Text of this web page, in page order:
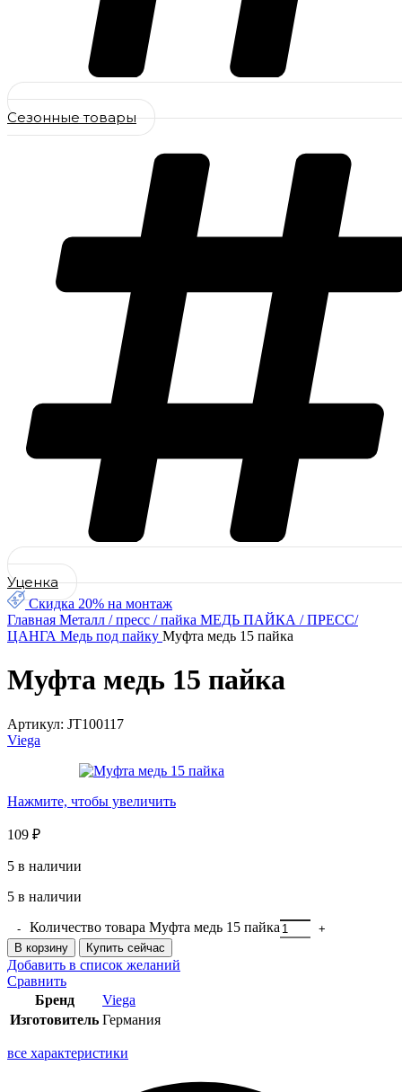
Сезонные товары
Уценка
Скидка 20% на монтаж
Главная Металл / пресс / пайка МЕДЬ ПАЙКА / ПРЕСС/
ЦАНГА Медь под пайку Муфта медь 15 пайка
Муфта медь 15 пайка
Артикул: JT100117
Viega
Нажмите, чтобы увеличить
109 ₽
5 в наличии
5 в наличии
Количество товара Муфта медь 15 пайка
В корзину Купить сейчас
Добавить в список желаний
Сравнить
Бренд
Viega
Изготовитель Германия
все характеристики